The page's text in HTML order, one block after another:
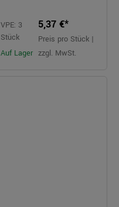
VPE: 3
Stück
Auf Lager
5,37 €*
Preis pro Stück |
zzgl. MwSt.